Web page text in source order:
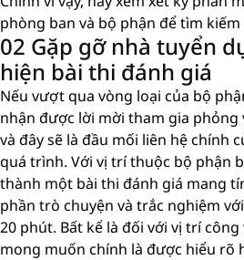
phòng ban và bộ phận để tìm
02 Gặp gỡ nhà tuyển
hiện bài thi đánh giá
Nếu vượt qua vòng loại của bộ
nhận được lời mời tham gia
và đây sẽ là đầu mối liên hệ chính
quá trình. Với vị trí thuộc bộ phận
thành một bài thi đánh giá mang
phần trò chuyện và trắc nghiệm
20 phút. Bất kể là đối với vị trí
mong muốn chính là được hiểu rõ